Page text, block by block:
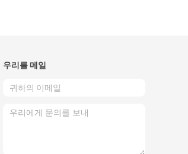
우리를 메일